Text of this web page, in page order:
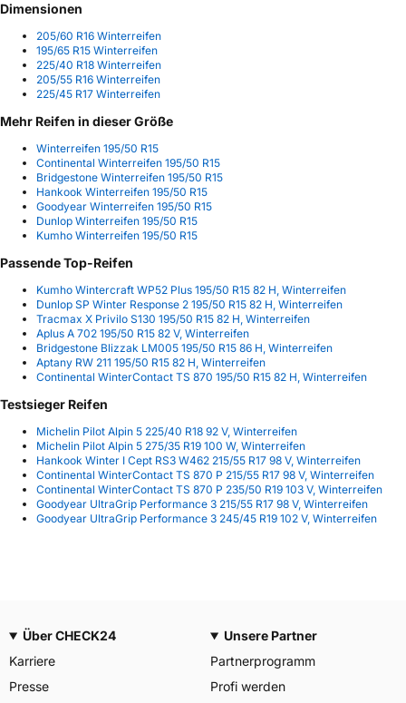
Dimensionen
205/60 R16 Winterreifen
195/65 R15 Winterreifen
225/40 R18 Winterreifen
205/55 R16 Winterreifen
225/45 R17 Winterreifen
Mehr Reifen in dieser Größe
Winterreifen 195/50 R15
Continental Winterreifen 195/50 R15
Bridgestone Winterreifen 195/50 R15
Hankook Winterreifen 195/50 R15
Goodyear Winterreifen 195/50 R15
Dunlop Winterreifen 195/50 R15
Kumho Winterreifen 195/50 R15
Passende Top-Reifen
Kumho Wintercraft WP52 Plus 195/50 R15 82 H, Winterreifen
Dunlop SP Winter Response 2 195/50 R15 82 H, Winterreifen
Tracmax X Privilo S130 195/50 R15 82 H, Winterreifen
Aplus A 702 195/50 R15 82 V, Winterreifen
Bridgestone Blizzak LM005 195/50 R15 86 H, Winterreifen
Aptany RW 211 195/50 R15 82 H, Winterreifen
Continental WinterContact TS 870 195/50 R15 82 H, Winterreifen
Testsieger Reifen
Michelin Pilot Alpin 5 225/40 R18 92 V, Winterreifen
Michelin Pilot Alpin 5 275/35 R19 100 W, Winterreifen
Hankook Winter I Cept RS3 W462 215/55 R17 98 V, Winterreifen
Continental WinterContact TS 870 P 215/55 R17 98 V, Winterreifen
Continental WinterContact TS 870 P 235/50 R19 103 V, Winterreifen
Goodyear UltraGrip Performance 3 215/55 R17 98 V, Winterreifen
Goodyear UltraGrip Performance 3 245/45 R19 102 V, Winterreifen
Über CHECK24
Karriere
Presse
Unsere Partner
Partnerprogramm
Profi werden